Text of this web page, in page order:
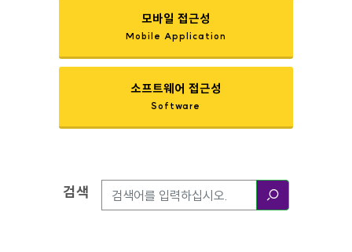
모바일 접근성
Mobile Application
소프트웨어 접근성
Software
검색옵션
검색